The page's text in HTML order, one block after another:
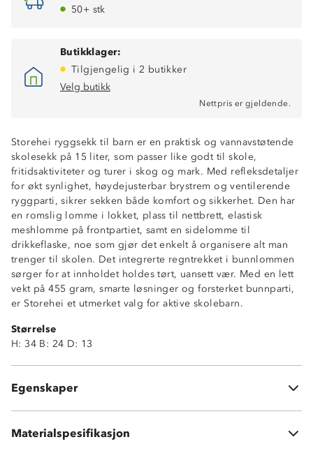
50+ stk
Butikklager:
Tilgjengelig i 2 butikker
Velg butikk
Nettpris er gjeldende.
Storehei ryggsekk til barn er en praktisk og vannavstøtende
skolesekk på 15 liter, som passer like godt til skole,
fritidsaktiviteter og turer i skog og mark. Med refleksdetaljer
for økt synlighet, høydejusterbar brystrem og ventilerende
ryggparti, sikrer sekken både komfort og sikkerhet. Den har
en romslig lomme i lokket, plass til nettbrett, elastisk
meshlomme på frontpartiet, samt en sidelomme til
drikkeflaske, noe som gjør det enkelt å organisere alt man
trenger til skolen. Det integrerte regntrekket i bunnlommen
sørger for at innholdet holdes tørt, uansett vær. Med en lett
vekt på 455 gram, smarte løsninger og forsterket bunnparti,
er Storehei et utmerket valg for aktive skolebarn.
Størrelse
H: 34 B: 24 D: 13
Egenskaper
Refleksdetaljer
Vannavstøtende
Høydejusterbar brystrem
Ventilerende ryggparti
Innvendig lomme til nettbrett/lærebrett
Sidelomme til flaske
Meshlomme på frontpanel
Stroppesamplere
Integrert regntrekk i bunnlomme
Materialspesifikasjon
100 % polyester